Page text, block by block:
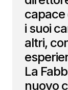
capace
i suoi
altri,
La
nuovo